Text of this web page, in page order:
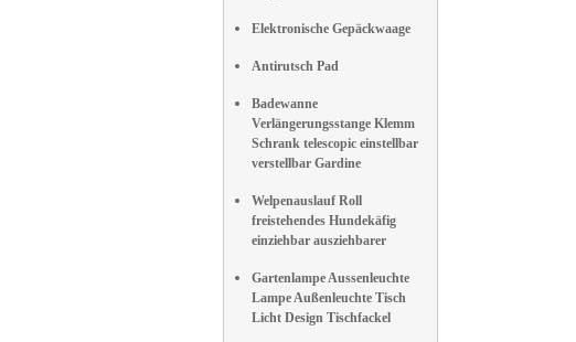
Elektronische Gepäckwaage
Antirutsch Pad
Badewanne
Verlängerungsstange Klemm
Schrank telescopic einstellbar
verstellbar Gardine
Welpenauslauf Roll
freistehendes Hundekäfig
einziehbar ausziehbarer
Gartenlampe Aussenleuchte
Lampe Außenleuchte Tisch
Licht Design Tischfackel